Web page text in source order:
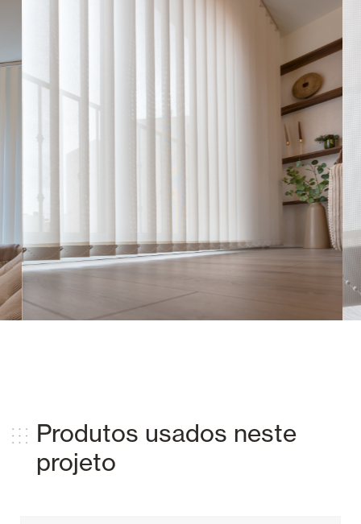
Produtos usados ​​neste
projeto